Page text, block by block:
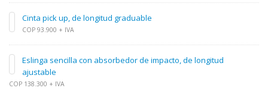
Cinta pick up, de longitud graduable
COP 93.900 + IVA
Eslinga sencilla con absorbedor de impacto, de longitud
ajustable
COP 138.300 + IVA